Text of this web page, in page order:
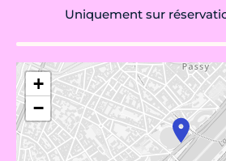
Uniquement sur
+
−